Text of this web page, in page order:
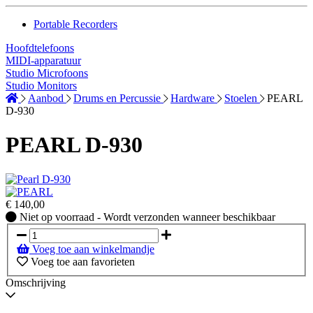
Portable Recorders
Hoofdtelefoons
MIDI-apparatuur
Studio Microfoons
Studio Monitors
Aanbod
Drums en Percussie Hardware Stoelen
PEARL
D-930
PEARL D-930
€ 140,00
Niet
op
voorraad
-
Wordt
verzonden
wanneer
Niet op voorraad - Wordt verzonden wanneer beschikbaar
Voeg toe aan winkelmandje
Voeg toe aan favorieten
Omschrijving